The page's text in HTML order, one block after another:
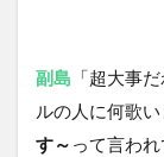
副島 「超大事
ルの人に何歌い
す～ って言われ